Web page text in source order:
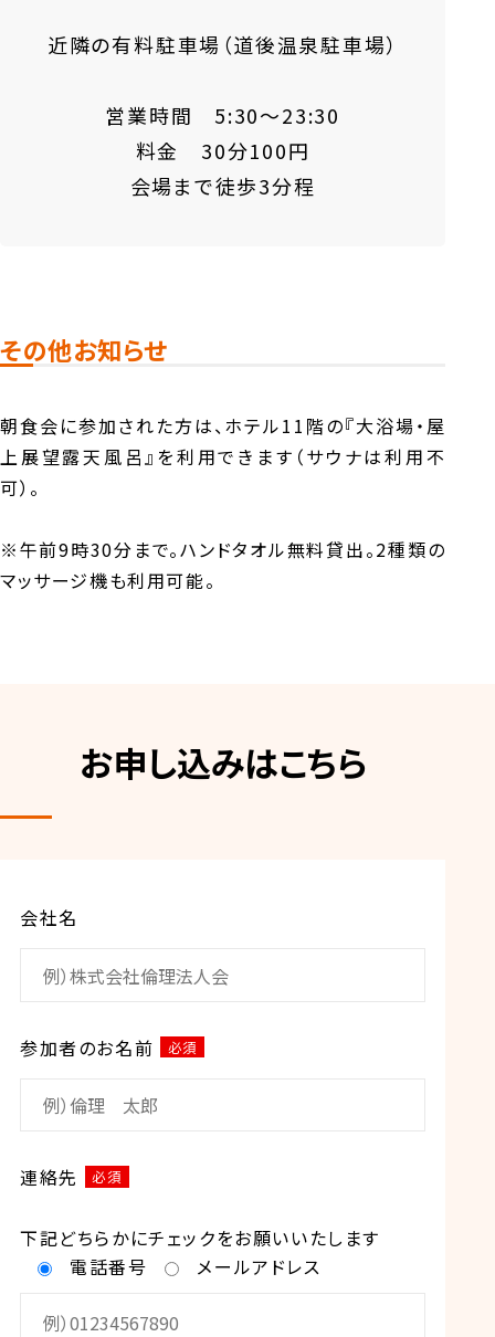
近隣の有料駐車場（道後温泉駐車場）
営業時間 5:30～23:30
料金 30分100円
会場まで徒歩3分程
その他お知らせ
朝食会に参加された方は、ホテル11階の『大浴場・屋
上展望露天風呂』を利用できます（サウナは利用不
可）。
※午前9時30分まで。ハンドタオル無料貸出。2種類の
マッサージ機も利用可能。
お申し込みはこちら
会社名
参加者のお名前 必須
連絡先 必須
下記どちらかにチェックをお願いいたします
電話番号
メールアドレス